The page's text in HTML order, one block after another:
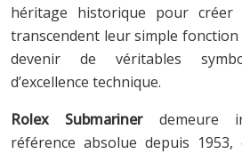
héritage historique pour créer
transcendent leur simple
devenir de véritables
d’excellence technique.
Rolex Submarinerdemeure
référence absolue depuis 1953,